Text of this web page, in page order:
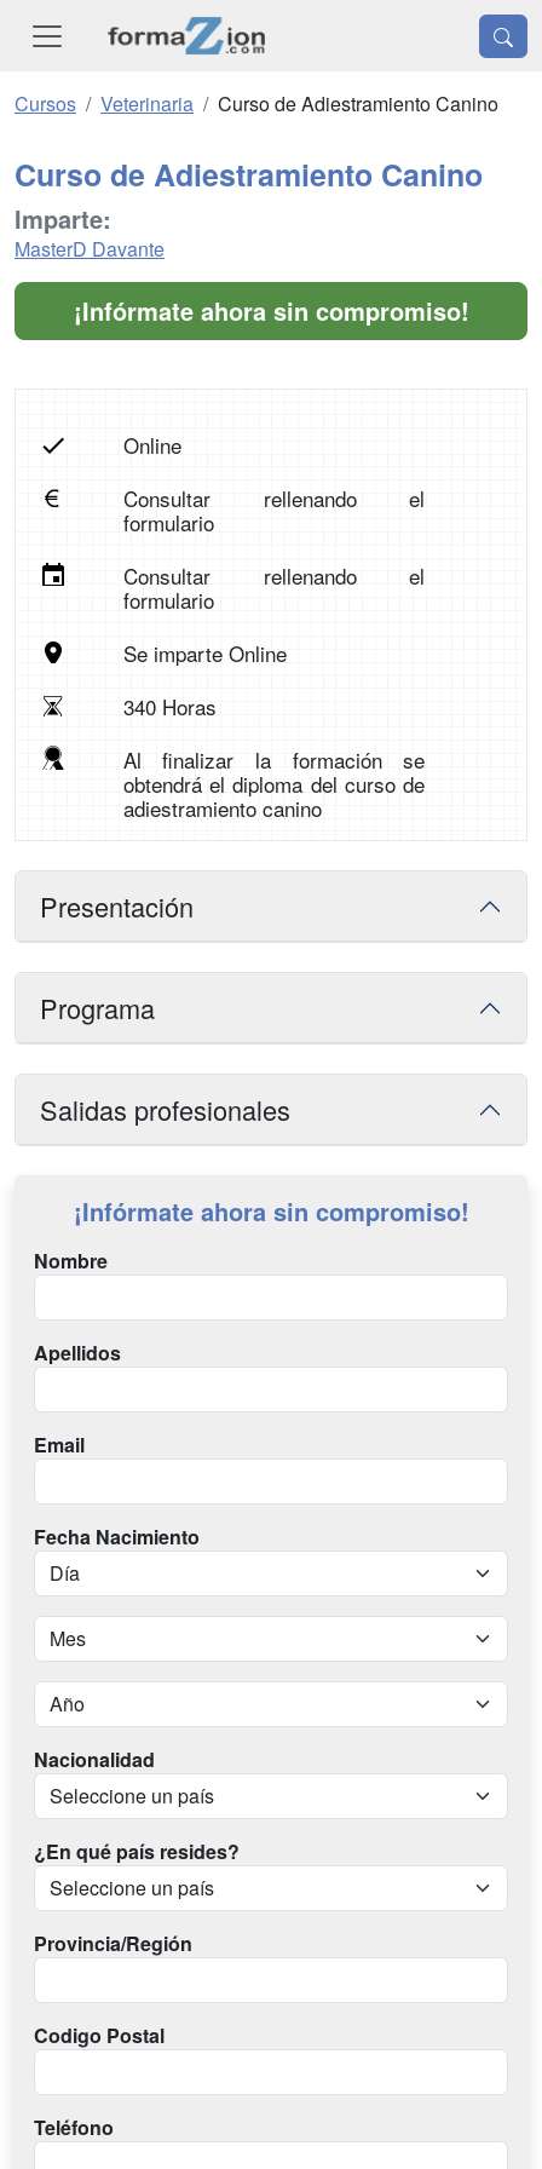
Cursos Veterinaria Curso de Adiestramiento Canino
Curso de Adiestramiento Canino
Imparte:
MasterD Davante
¡Infórmate ahora sin compromiso!
Online
Consultar rellenando el
formulario
Consultar rellenando el
formulario
Se imparte Online
340 Horas
Al finalizar la formación se
obtendrá el diploma del curso de
adiestramiento canino
Presentación
Programa
Salidas profesionales
¡Infórmate ahora sin compromiso!
Nombre
Apellidos
Email
Fecha Nacimiento
Nacionalidad
¿En qué país resides?
Provincia/Región
Codigo Postal
Teléfono